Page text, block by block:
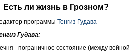
Есть ли жизнь в Грозном?
программы Тенгиз Гудава
Гудава:
- пограничное состояние (между